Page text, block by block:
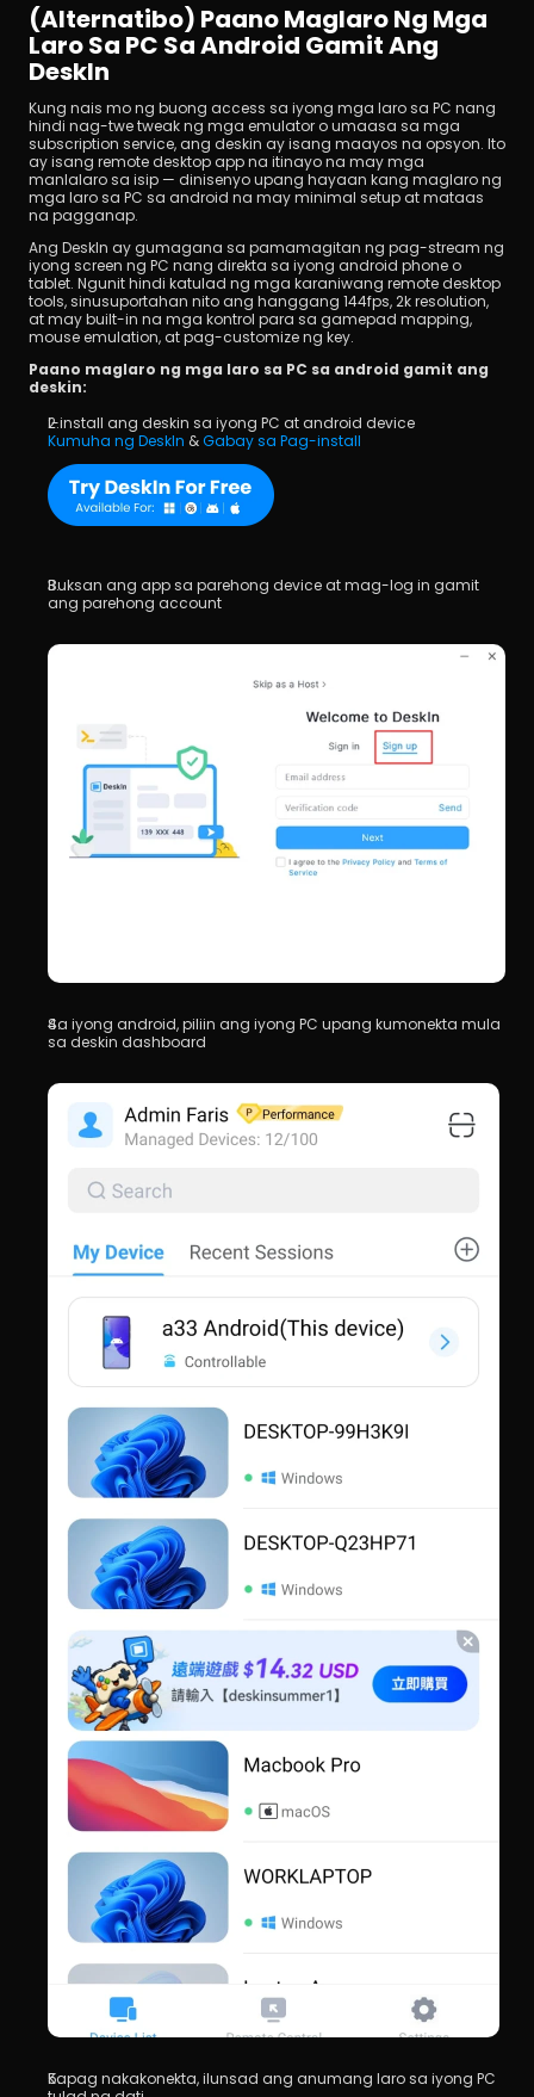
(Alternatibo) Paano Maglaro Ng Mga
Laro Sa PC Sa Android Gamit Ang
DeskIn
Kung nais mo ng buong access sa iyong mga laro sa PC nang
hindi nag-twe tweak ng mga emulator o umaasa sa mga
subscription service, ang deskin ay isang maayos na opsyon. Ito
ay isang remote desktop app na itinayo na may mga
manlalaro sa isip — dinisenyo upang hayaan kang maglaro ng
mga laro sa PC sa android na may minimal setup at mataas
na pagganap.
Ang DeskIn ay gumagana sa pamamagitan ng pag-stream ng
iyong screen ng PC nang direkta sa iyong android phone o
tablet. Ngunit hindi katulad ng mga karaniwang remote desktop
tools, sinusuportahan nito ang hanggang 144fps, 2k resolution,
at may built-in na mga kontrol para sa gamepad mapping,
mouse emulation, at pag-customize ng key.
Paano maglaro ng mga laro sa PC sa android gamit ang
deskin:
I-install ang deskin sa iyong PC at android device
Kumuha ng DeskIn & Gabay sa Pag-install
Buksan ang app sa parehong device at mag-log in gamit
ang parehong account
Sa iyong android, piliin ang iyong PC upang kumonekta mula
sa deskin dashboard
Kapag nakakonekta, ilunsad ang anumang laro sa iyong PC